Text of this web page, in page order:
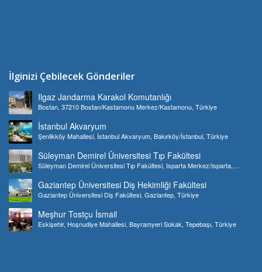
İlginizi Çebilecek Gönderiler
Ilgaz Jandarma Karakol Komutanlığı
Bostan, 37210 Bostan/Kastamonu Merkez/Kastamonu, Türkiye
İstanbul Akvaryum
Şenlikköy Mahallesi, İstanbul Akvaryum, Bakırköy/İstanbul, Türkiye
Süleyman Demirel Üniversitesi Tıp Fakültesi
Süleyman Demirel Üniversitesi Tıp Fakültesi, Isparta Merkez/Isparta,
Gaziantep Üniversitesi Diş Hekimliği Fakültesi
Gaziantep Üniversitesi Diş Fakültesi, Gaziantep, Türkiye
Meşhur Tostçu İsmail
Eskişehir, Hoşnudiye Mahallesi, Bayramyeri Sokak, Tepebaşı, Türkiye